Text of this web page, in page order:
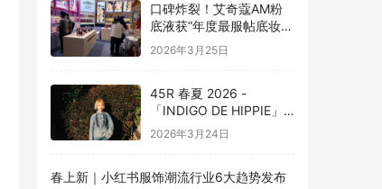
口碑炸裂！艾奇蔻AM粉
底液获“年度最服帖底妆”
提名
2026年3月25日
45R 春夏 2026 -
「INDIGO DE HIPPIE」
全新嬉皮系列演绎春夏牛
仔新章
2026年3月24日
春上新｜小红书服饰潮流行业6大趋势发布